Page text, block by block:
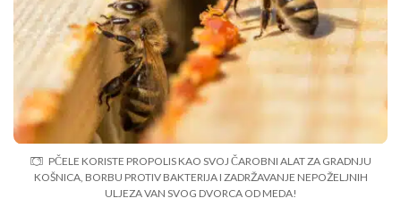
PČELE KORISTE PROPOLIS KAO SVOJ ČAROBNI ALAT ZA GRADNJU
KOŠNICA, BORBU PROTIV BAKTERIJA I ZADRŽAVANJE NEPOŽELJNIH
ULJEZA VAN SVOG DVORCA OD MEDA!